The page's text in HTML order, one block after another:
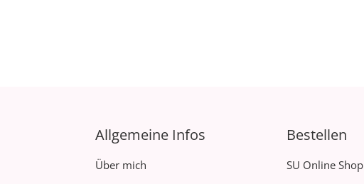
Allgemeine Infos
Über mich
Bestellen
SU Online Shop